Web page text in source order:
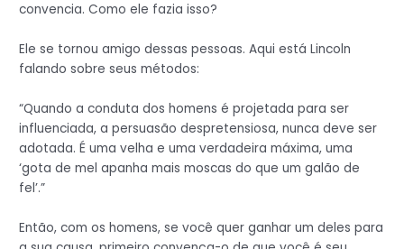
convencia. Como ele fazia isso?
Ele se tornou amigo dessas pessoas. Aqui está Lincoln
falando sobre seus métodos:
“Quando a conduta dos homens é projetada para ser
influenciada, a persuasão despretensiosa, nunca deve ser
adotada. É uma velha e uma verdadeira máxima, uma
‘gota de mel apanha mais moscas do que um galão de
fel’.”
Então, com os homens, se você quer ganhar um deles para